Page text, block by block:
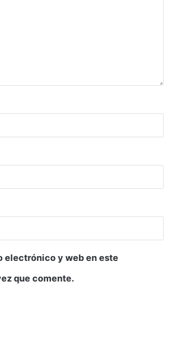
electrónico y web en este
que comente.